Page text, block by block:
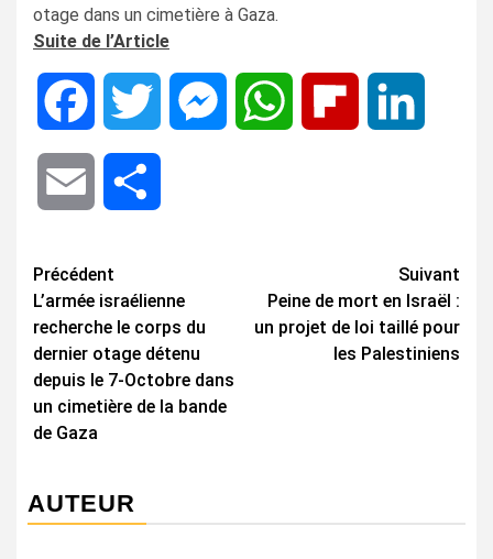
otage dans un cimetière à Gaza.
Suite de l’Article
Facebook Twitter MessengerWhatsApp Flipboard
Email
Navigation
d’article
Précédent
L’armée israélienne
recherche le corps du
dernier otage détenu
depuis le 7-Octobre dans
un cimetière de la bande
de Gaza
Suivant
Peine de mort en Israël :
un projet de loi taillé pour
les Palestiniens
AUTEUR